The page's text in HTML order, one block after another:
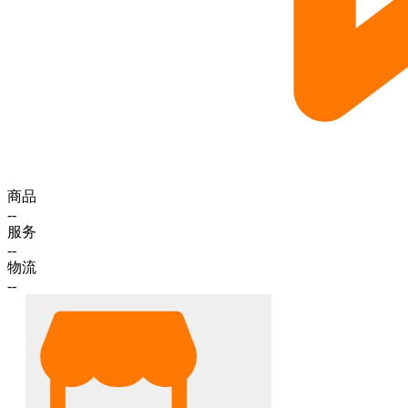
商品
--
服务
--
物流
--